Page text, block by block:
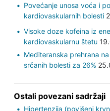
Povećanje unosa voća i
kardiovaskularnih bolesti
Visoke doze kofeina iz
kardiovaskularnu štetu
Mediteranska prehrana
srčanih bolesti za 26%
Ostali povezani sadržaji
Hipertenzija (povišeni